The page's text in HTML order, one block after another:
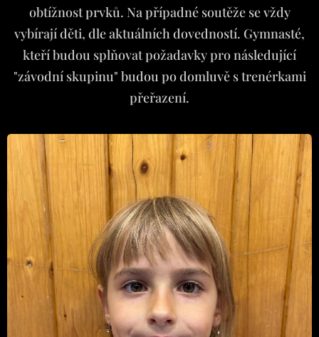
obtížnost prvků. Na případné soutěže se vždy
vybírají děti, dle aktuálních dovedností. Gymnasté,
kteří budou splňovat požadavky pro následující
"závodní skupinu" budou po domluvě s trenérkami
přeřazení.